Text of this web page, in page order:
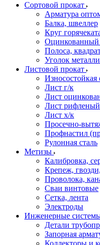
Сортовой прокат
Арматура
Балка, швеллер
Круг
Оцинкованный
Полоса,
Уголок
Листовой прокат
Износостойкая
Лист г/к
Лист
Лист рифленый
Лист х/к
Просечно-
Профнастил
Рулонная сталь
Метизы
Калибровка,
Крепеж,
Проволока,
Сваи винтовые
Сетка, лента
Электроды
Инженерные
Детали
Запорная
Коллекторы и